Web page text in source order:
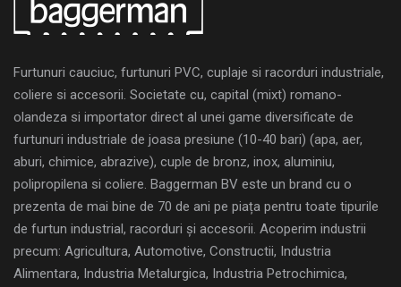
Furtunuri cauciuc, furtunuri PVC, cuplaje si racorduri industriale,
coliere si accesorii. Societate cu, capital (mixt) romano-
olandeza si importator direct al unei game diversificate de
furtunuri industriale de joasa presiune (10-40 bari) (apa, aer,
aburi, chimice, abrazive), cuple de bronz, inox, aluminiu,
polipropilena si coliere. Baggerman BV este un brand cu o
prezenta de mai bine de 70 de ani pe piața pentru toate tipurile
de furtun industrial, racorduri și accesorii. Acoperim industrii
precum: Agricultura, Automotive, Constructii, Industria
Alimentara, Industria Metalurgica, Industria Petrochimica,